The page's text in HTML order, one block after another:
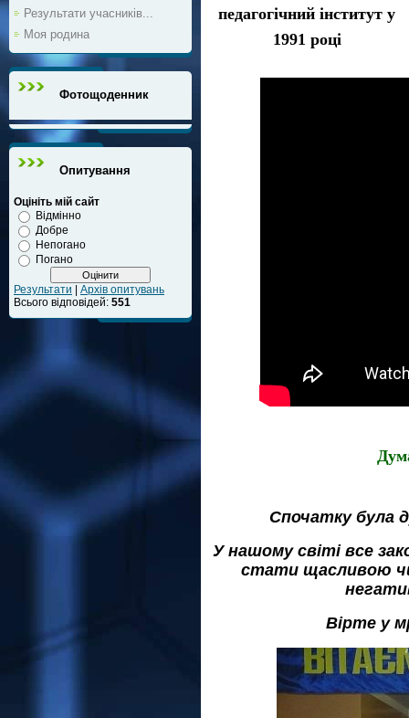
Результати учасників...
Моя родина
Фотощоденник
Опитування
Оцініть мій сайт
Відмінно
Добре
Непогано
Погано
Результати
Архів опитувань
Всього відповідей: 551
педагогічний інститут у
1991 році
Спочатку була
У нашому світі все
стати щасливою
Вірте у